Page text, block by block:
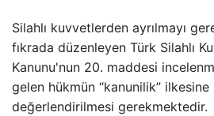
Silahlı kuvvetlerden ayrılmayı
fıkrada düzenleyen Türk Silahlı
Kanunu'nun 20. maddesi
gelen hükmün “kanunilik”
değerlendirilmesi gerekmektedir.